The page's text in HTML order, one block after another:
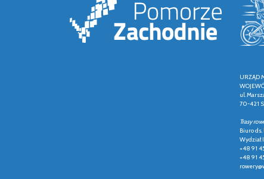
URZĄD
ul.
70-421
Trasy
Biuro
Wydział
+48 91
+48 91